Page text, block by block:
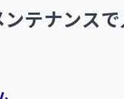
テナンス